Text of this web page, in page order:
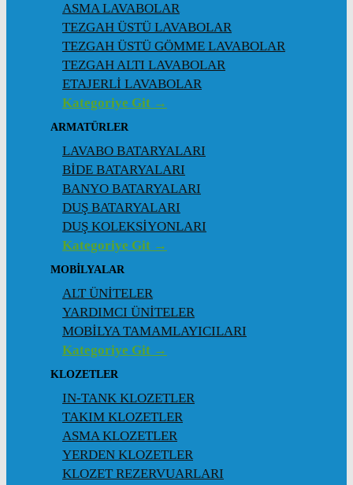
ASMA LAVABOLAR
TEZGAH ÜSTÜ LAVABOLAR
TEZGAH ÜSTÜ GÖMME LAVABOLAR
TEZGAH ALTI LAVABOLAR
ETAJERLİ LAVABOLAR
Kategoriye Git →
ARMATÜRLER
LAVABO BATARYALARI
BİDE BATARYALARI
BANYO BATARYALARI
DUŞ BATARYALARI
DUŞ KOLEKSİYONLARI
Kategoriye Git →
MOBİLYALAR
ALT ÜNİTELER
YARDIMCI ÜNİTELER
MOBİLYA TAMAMLAYICILARI
Kategoriye Git →
KLOZETLER
IN-TANK KLOZETLER
TAKIM KLOZETLER
ASMA KLOZETLER
YERDEN KLOZETLER
KLOZET REZERVUARLARI